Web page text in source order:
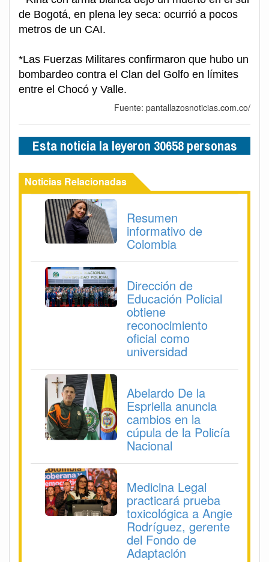
de Bogotá, en plena ley seca: ocurrió a pocos
metros de un CAI.
*Las Fuerzas Militares confirmaron que hubo un
bombardeo contra el Clan del Golfo en límites
entre el Chocó y Valle.
Fuente: pantallazosnoticias.com.co/
Esta noticia la leyeron 30658 personas
Noticias Relacionadas
Resumen
informativo de
Colombia
Dirección de
Educación Policial
obtiene
reconocimiento
oficial como
universidad
Abelardo De la
Espriella anuncia
cambios en la
cúpula de la Policía
Nacional
Medicina Legal
practicará prueba
toxicológica a Angie
Rodríguez, gerente
del Fondo de
Adaptación